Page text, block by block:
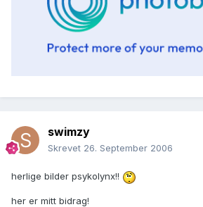
swimzy
Skrevet 26. September 2006
herlige bilder psykolynx!!
her er mitt bidrag!